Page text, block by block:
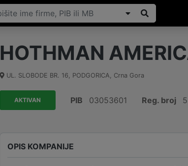
HOTHMAN
UL. SLOBODE BR. 16, PODGORICA, Crna Gora
AKTIVAN PIB 03053601 Reg. broj
OPIS KOMPANIJE